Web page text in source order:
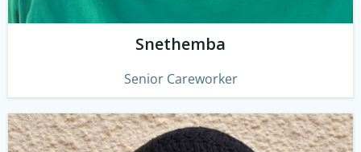
Snethemba
Senior Careworker